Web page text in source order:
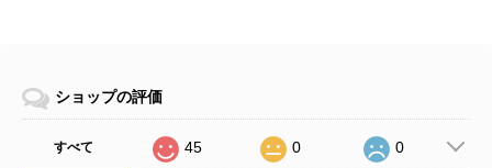
ショップの評価
すべて 45 0 0